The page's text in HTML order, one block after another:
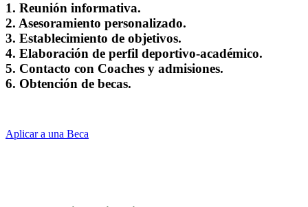
1. Reunión informativa.
2. Asesoramiento personalizado.
3. Establecimiento de objetivos.
4. Elaboración de perfil deportivo-académico.
5. Contacto con Coaches y admisiones.
6. Obtención de becas.
Aplicar a una Beca